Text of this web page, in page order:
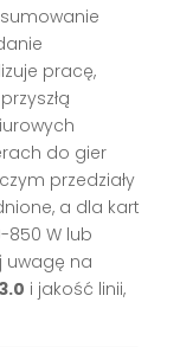
pracę,
do gier
przedziały
a dla kart
850 W lub
uwagę na
i jakość linii,